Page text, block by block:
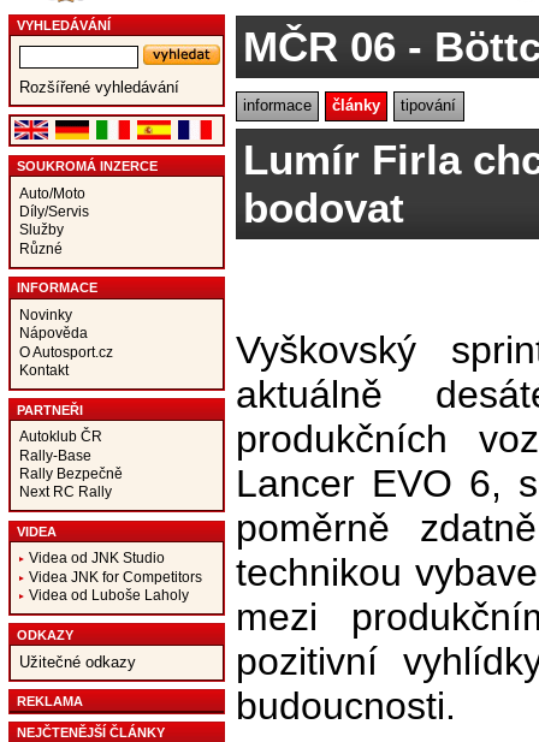
VYHLEDÁVÁNÍ
Rozšířené vyhledávání
SOUKROMÁ INZERCE
Auto/Moto
Díly/Servis
Služby
Různé
INFORMACE
Novinky
Nápověda
O Autosport.cz
Kontakt
PARTNEŘI
Autoklub ČR
Rally-Base
Rally Bezpečně
Next RC Rally
VIDEA
Videa od JNK Studio
Videa JNK for Competitors
Videa od Luboše Laholy
ODKAZY
Užitečné odkazy
REKLAMA
NEJČTENĚJŠÍ ČLÁNKY
MČR 06-
informace články tipování
Lumír Firla
bodovat
Vyškovský
aktuálně
produkčních
Lancer EVO 6,
poměrně
technikou
mezi
pozitivní
budoucnosti.